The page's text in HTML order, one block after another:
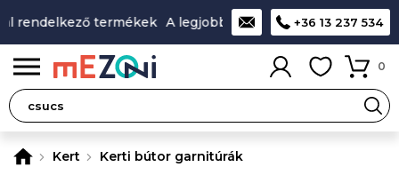
rendelkező termékek A legjobb design-minőség-ár
+36 13 237 534
0
Kert Kerti bútor garnitúrák